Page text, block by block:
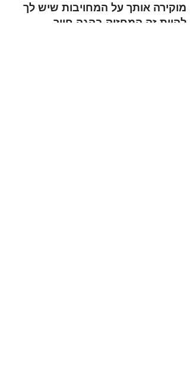
מוקירה אותך על המחויבות שיש לך
להיות זה המחזיק בהגה חייך.